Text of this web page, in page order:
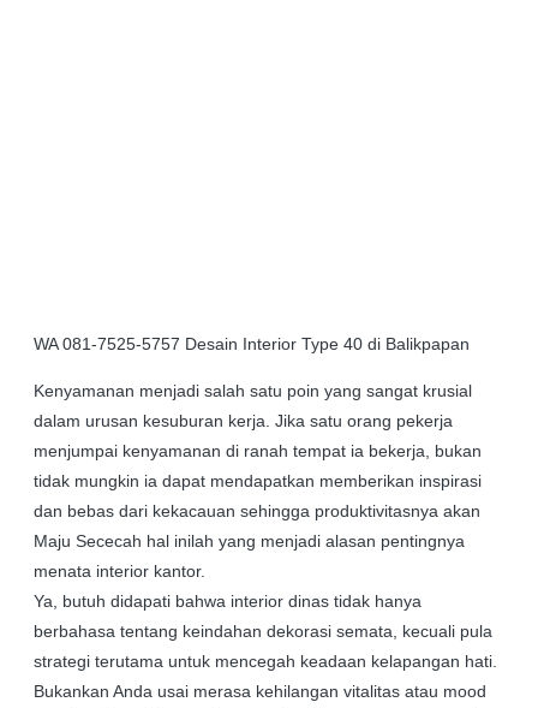
WA 081-7525-5757 Desain Interior Type 40 di Balikpapan
Kenyamanan menjadi salah satu poin yang sangat krusial
dalam urusan kesuburan kerja. Jika satu orang pekerja
menjumpai kenyamanan di ranah tempat ia bekerja, bukan
tidak mungkin ia dapat mendapatkan memberikan inspirasi
dan bebas dari kekacauan sehingga produktivitasnya akan
Maju Sececah hal inilah yang menjadi alasan pentingnya
menata interior kantor.
Ya, butuh didapati bahwa interior dinas tidak hanya
berbahasa tentang keindahan dekorasi semata, kecuali pula
strategi terutama untuk mencegah keadaan kelapangan hati.
Bukankan Anda usai merasa kehilangan vitalitas atau mood